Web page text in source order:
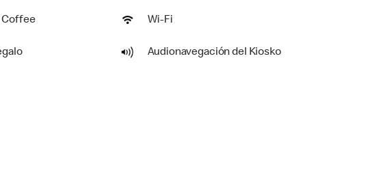
Coffee Wi-Fi
Audionavegación del Kiosko